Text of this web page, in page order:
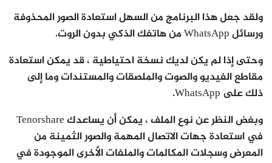
ولقد جعل هذا البرنامج من السهل استعادة الصور المحذوفة
ورسائل WhatsApp من هاتفك الذكي بدون الروت.
وحتى إذا لم يكن لديك نسخة احتياطية ، قد يمكن استعادة
مقاطع الفيديو والصوت والملصقات والمستندات وما إلى
ذلك على WhatsApp.
وبغض النظر عن نوع الملف ، يمكن أن يساعدك Tenorshare
في استعادة جهات الاتصال المهمة والصور الثمينة من
المعرض وسجلات المكالمات والملفات الأخرى الموجودة في